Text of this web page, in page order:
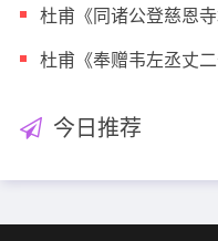
今日推荐